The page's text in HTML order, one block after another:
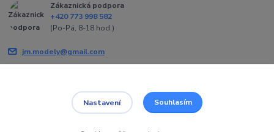
Zákaznická podpora
+420 773 998 582
(Po-Pá, 8-18 hod.)
jm.modely@gmail.com
Nastavení Souhlasím